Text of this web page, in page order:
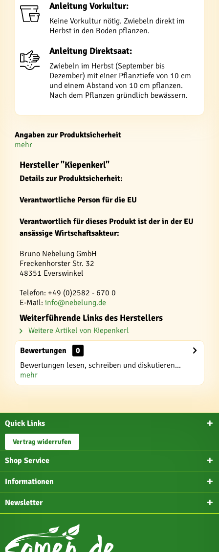
Anleitung Vorkultur:
Keine Vorkultur nötig. Zwiebeln direkt im
Herbst in den Boden pflanzen.
Anleitung Direktsaat:
Zwiebeln im Herbst (September bis
Dezember) mit einer Pflanztiefe von 10 cm
und einem Abstand von 10 cm pflanzen.
Nach dem Pflanzen gründlich bewässern.
Angaben zur Produktsicherheit
mehr
Hersteller "Kiepenkerl"
Details zur Produktsicherheit:
Verantwortliche Person für die EU
Verantwortlich für dieses Produkt ist der in der EU
ansässige Wirtschaftsakteur:
Bruno Nebelung GmbH
Freckenhorster Str. 32
48351 Everswinkel
Telefon: +49 (0)2582 - 670 0
E-Mail: info@nebelung.de
Weiterführende Links des Herstellers
Weitere Artikel von Kiepenkerl
Bewertungen
0
Bewertungen lesen, schreiben und diskutieren...
mehr
Quick Links
Vertrag widerrufen
Shop Service
Informationen
Newsletter